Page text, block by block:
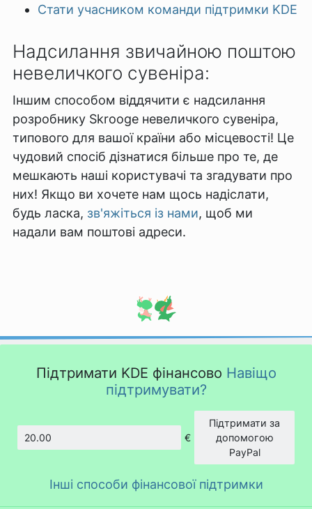
Стати учасником команди підтримки KDE
Надсилання звичайною поштою
невеличкого сувеніра:
Іншим способом віддячити є надсилання
розробнику Skrooge невеличкого сувеніра,
типового для вашої країни або місцевості! Це
чудовий спосіб дізнатися більше про те, де
мешкають наші користувачі та згадувати про
них! Якщо ви хочете нам щось надіслати,
будь ласка, зв'яжіться із нами, щоб ми
надали вам поштові адреси.
Підтримати KDE фінансово Навіщо
підтримувати?
€
Підтримати за
допомогою
PayPal
Інші способи фінансової підтримки